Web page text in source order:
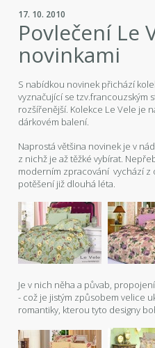
17. 10. 2010
Povlečení Le
novinkami
S nabídkou novinek přichází
vyznačující se tzv.francouzským
rozšířenější. Kolekce Le Vele je
dárkovém balení.
Naprostá většina novinek je v
z nichž je až těžké vybírat.
moderním zpracování vychází z
potěšení již dlouhá léta.
Je v nich něha a půvab,
- což je jistým způsobem velice
romantiky, kterou tyto designy